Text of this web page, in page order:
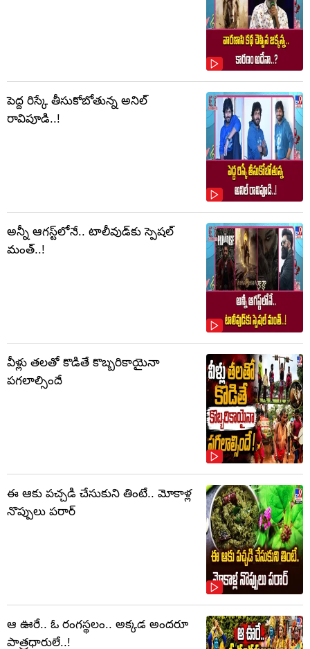
పెద్ద రిస్కే తీసుకోబోతున్న అనిల్
రావిపూడి..!
అన్నీ ఆగస్ట్‌లోనే.. టాలీవుడ్‌కు స్పెషల్
మంత్..!
వీళ్లు తలతో కొడితే కొబ్బరికాయైనా
పగలాల్సిందే
ఈ ఆకు పచ్చడి చేసుకుని తింటే.. మోకాళ్ల
నొప్పులు పరార్‌
ఆ ఊరే.. ఓ రంగస్థలం.. అక్కడ అందరూ
పాత్రధారులే..!